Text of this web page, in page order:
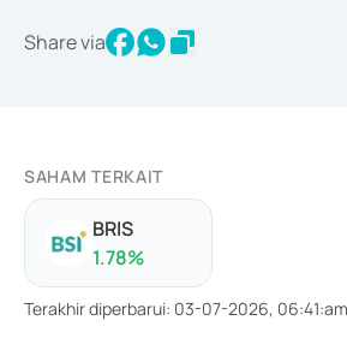
Share via
SAHAM TERKAIT
BRIS
1.78%
Terakhir diperbarui: 03-07-2026, 06:41:am